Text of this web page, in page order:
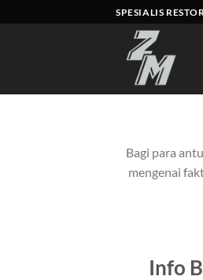
to
SPESIALIS
Bagi para
mengenai
Info